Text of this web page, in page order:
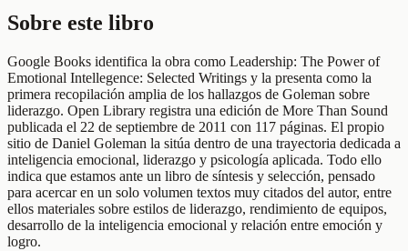
Sobre este libro
Google Books identifica la obra como Leadership: The Power of
Emotional Intellegence: Selected Writings y la presenta como la
primera recopilación amplia de los hallazgos de Goleman sobre
liderazgo. Open Library registra una edición de More Than Sound
publicada el 22 de septiembre de 2011 con 117 páginas. El propio
sitio de Daniel Goleman la sitúa dentro de una trayectoria dedicada a
inteligencia emocional, liderazgo y psicología aplicada. Todo ello
indica que estamos ante un libro de síntesis y selección, pensado
para acercar en un solo volumen textos muy citados del autor, entre
ellos materiales sobre estilos de liderazgo, rendimiento de equipos,
desarrollo de la inteligencia emocional y relación entre emoción y
logro.